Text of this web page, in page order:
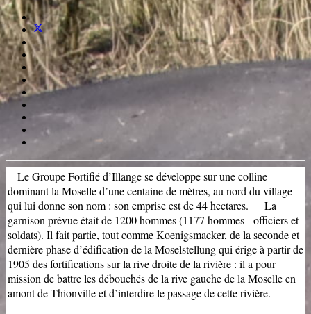
Le Groupe Fortifié d’Illange se développe sur une colline
dominant la Moselle d’une centaine de mètres, au nord du village
qui lui donne son nom : son emprise est de 44 hectares. La
garnison prévue était de 1200 hommes (1177 hommes - officiers et
soldats). Il fait partie, tout comme Koenigsmacker, de la seconde et
dernière phase d’édification de la Moselstellung qui érige à partir de
1905 des fortifications sur la rive droite de la rivière : il a pour
mission de battre les débouchés de la rive gauche de la Moselle en
amont de Thionville et d’interdire le passage de cette rivière.